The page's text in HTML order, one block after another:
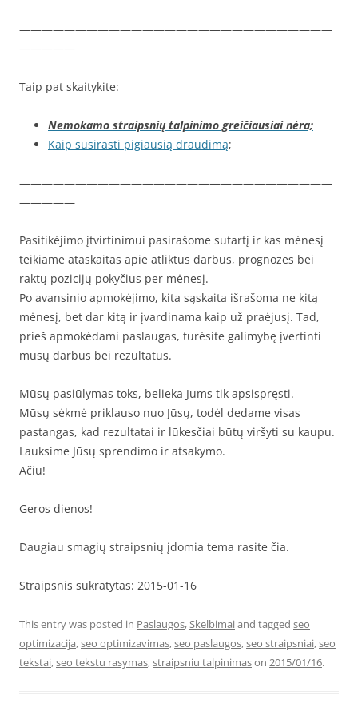
————————————————————————————
—————
Taip pat skaitykite:
Nemokamo straipsnių talpinimo greičiausiai nėra;
Kaip susirasti pigiausią draudimą;
————————————————————————————
—————
Pasitikėjimo įtvirtinimui pasirašome sutartį ir kas mėnesį
teikiame ataskaitas apie atliktus darbus, prognozes bei
raktų pozicijų pokyčius per mėnesį.
Po avansinio apmokėjimo, kita sąskaita išrašoma ne kitą
mėnesį, bet dar kitą ir įvardinama kaip už praėjusį. Tad,
prieš apmokėdami paslaugas, turėsite galimybę įvertinti
mūsų darbus bei rezultatus.
Mūsų pasiūlymas toks, belieka Jums tik apsispręsti.
Mūsų sėkmė priklauso nuo Jūsų, todėl dedame visas
pastangas, kad rezultatai ir lūkesčiai būtų viršyti su kaupu.
Lauksime Jūsų sprendimo ir atsakymo.
Ačiū!
Geros dienos!
Daugiau smagių straipsnių įdomia tema rasite čia.
Straipsnis sukratytas: 2015-01-16
This entry was posted in Paslaugos,Skelbimaiand tagged seo
optimizacija,seo optimizavimas,seo paslaugos,seo straipsniai,seo
tekstai,seo tekstu rasymas,straipsniu talpinimason 2015/01/16.